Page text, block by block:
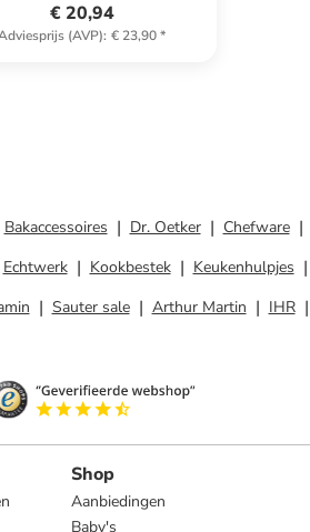
€ 20,94
(AVP): € 23,90*
Bakaccessoires Dr. Oetker Chefware
Echtwerk Kookbestek Keukenhulpjes
Sauter sale Arthur Martin IHR
Shop
Aanbiedingen
Baby's